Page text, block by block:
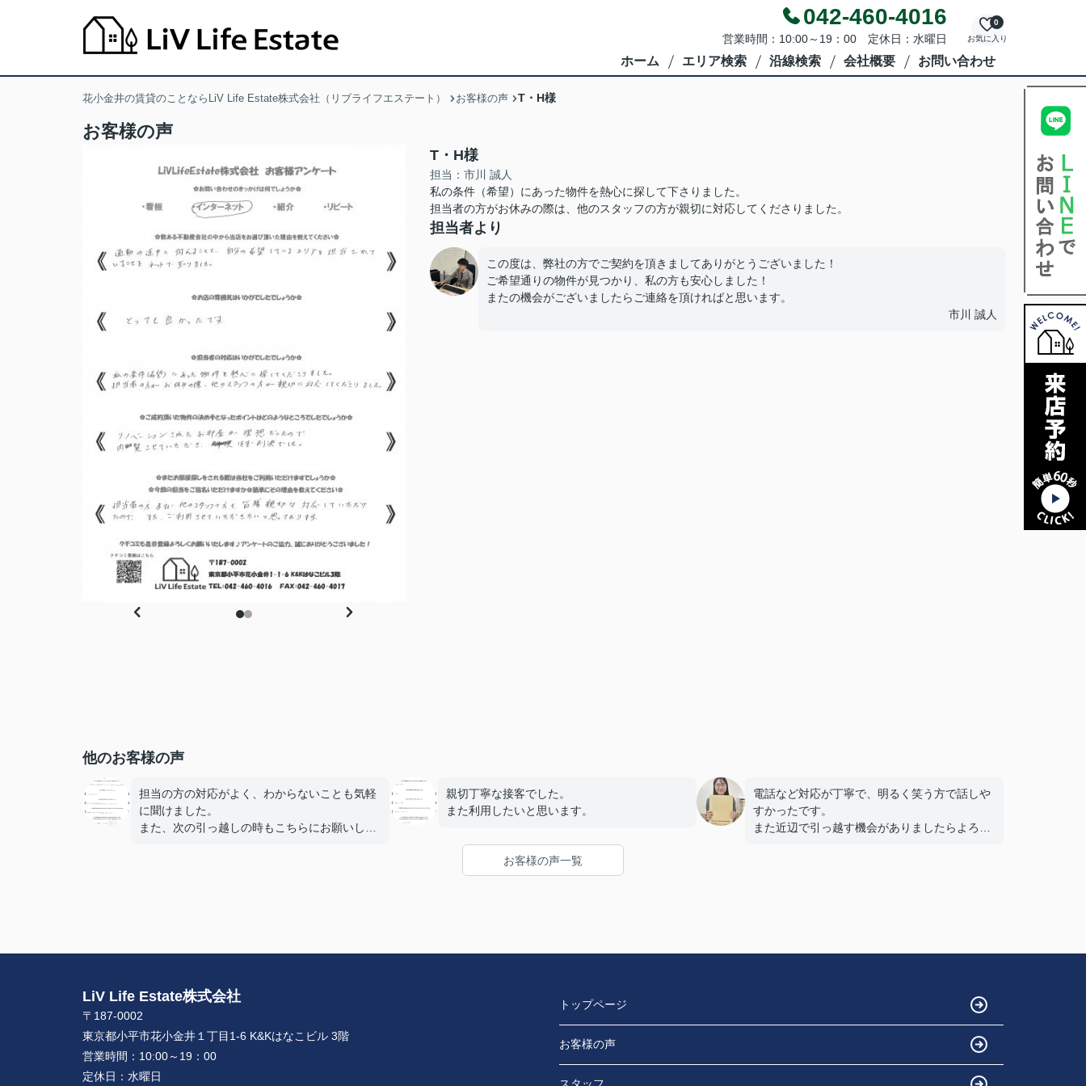
042-460-4016
営業時間：10:00～19：00 定休日：水曜日 お気に入り
0
ホーム エリア検索 沿線検索 会社概要 お問い合わせ
花小金井の賃貸のことならLiV Life Estate株式会社（リブライフエステート） お客様の声 T・H様
お客様の声
T・H様
担当：市川 誠人
私の条件（希望）にあった物件を熱心に探して下さりました。
担当者の方がお休みの際は、他のスタッフの方が親切に対応してくださりました。
担当者より
この度は、弊社の方でご契約を頂きましてありがとうございました！
ご希望通りの物件が見つかり、私の方も安心しました！
またの機会がございましたらご連絡を頂ければと思います。
市川 誠人
他のお客様の声
担当の方の対応がよく、わからないことも気軽
に聞けました。
また、次の引っ越しの時もこちらにお願いした
親切丁寧な接客でした。
また利用したいと思います。
電話など対応が丁寧で、明るく笑う方で話しや
すかったです。
また近辺で引っ越す機会がありましたらよろし
お客様の声一覧
LiV Life Estate株式会社
〒187-0002
東京都小平市花小金井１丁目1-6 K&Kはなこビル 3階
営業時間： 10:00～19：00
定休日： 水曜日
トップページ
お客様の声